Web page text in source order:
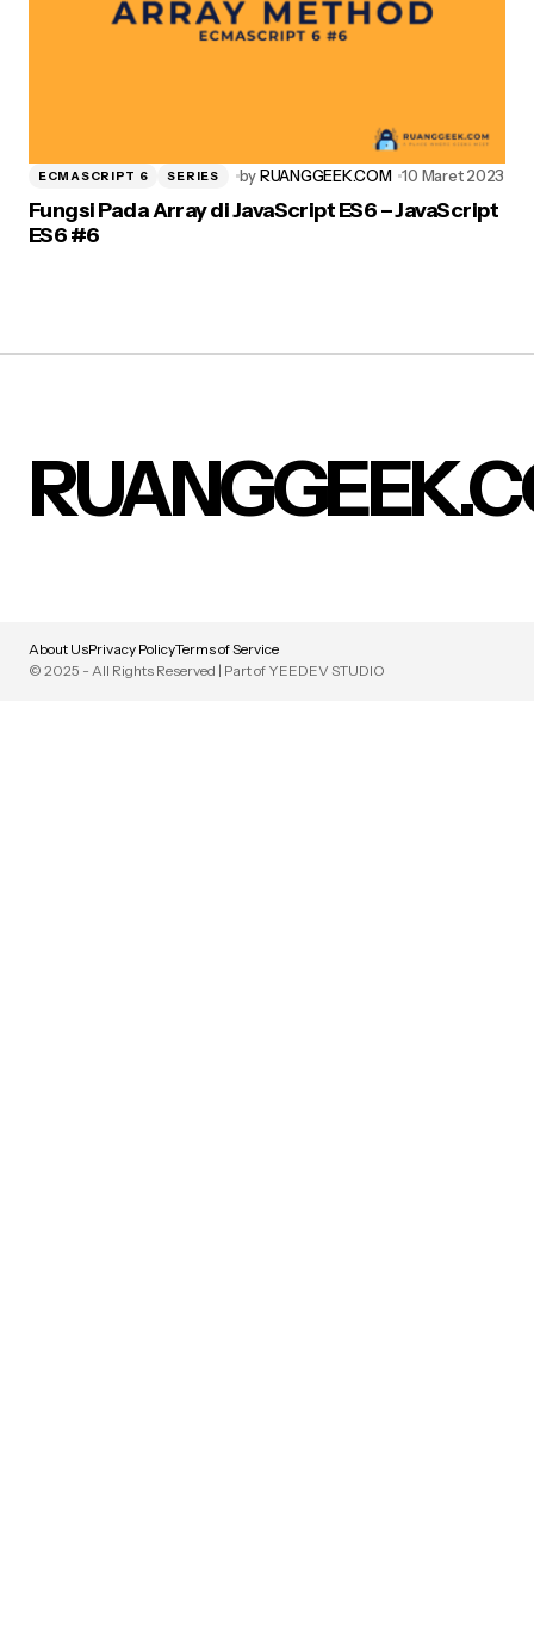
ECMASCRIPT 6 SERIES byRUANGGEEK.COM 10 Maret 2023
Fungsi Pada Array di JavaScript ES6 – JavaScript
ES6 #6
About UsPrivacy PolicyTerms of Service
© 2025 - All Rights Reserved | Part of YEEDEV STUDIO